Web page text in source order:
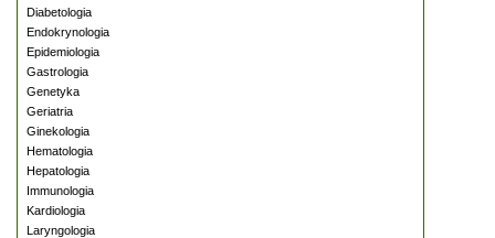
Diabetologia
Endokrynologia
Epidemiologia
Gastrologia
Genetyka
Geriatria
Ginekologia
Hematologia
Hepatologia
Immunologia
Kardiologia
Laryngologia